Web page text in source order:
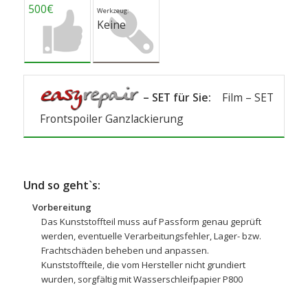
500€
Werkzeug:
Keine
– SET für Sie:
Film – SET
Frontspoiler Ganzlackierung
Und so geht`s:
Vorbereitung
Das Kunststoffteil muss auf Passform genau geprüft
werden, eventuelle Verarbeitungsfehler, Lager- bzw.
Frachtschäden beheben und anpassen.
Kunststoffteile, die vom Hersteller nicht grundiert
wurden, sorgfältig mitWasserschleifpapierP800